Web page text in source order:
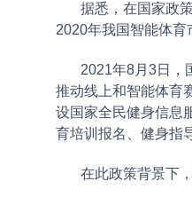
据悉，在国家政策
2020年我国智能体
2021年8月3日，国
推动线上和智能体育
设国家全民健身信息
育培训报名、健身指
在此政策背景下，